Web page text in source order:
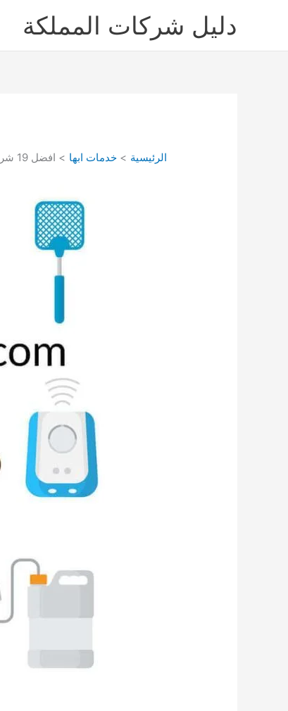
دليل شركات المملكة
الرئيسية خدمات ابها افضل 19 شركة مكافحة حشرات بابها دليل شركات لمكافحة وابادة الحشرات بابها